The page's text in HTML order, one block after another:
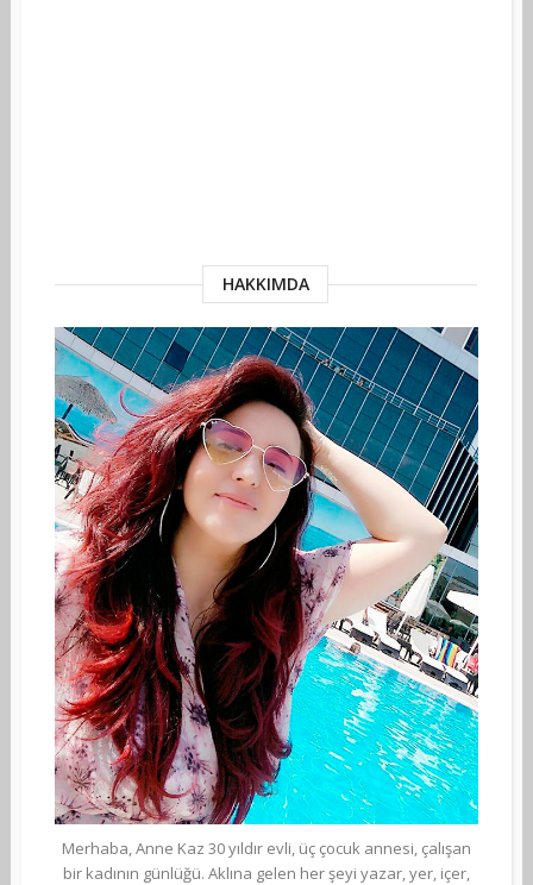
HAKKIMDA
Merhaba, Anne Kaz 30 yıldır evli, üç çocuk annesi, çalışan
bir kadının günlüğü. Aklına gelen her şeyi yazar, yer, içer,